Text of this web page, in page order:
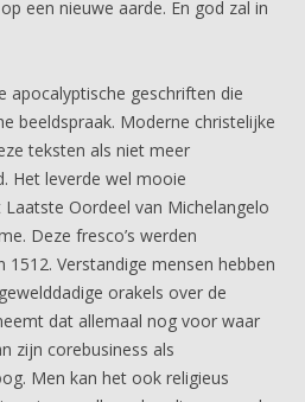
een nieuwe aarde. En god zal in
apocalyptische geschriften die
beeldspraak. Moderne christelijke
teksten als niet meer
Het leverde wel mooie
Oordeel van Michelangelo
Deze fresco’s werden
Verstandige mensen hebben
orakels over de
dat allemaal nog voor waar
zijn corebusiness als
Men kan het ook religieus